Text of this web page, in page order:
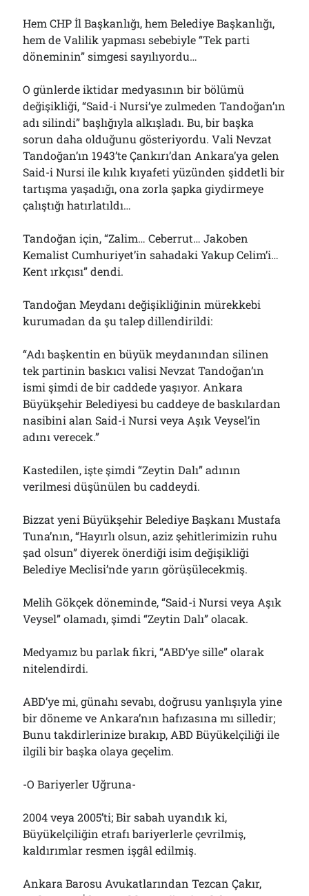
Hem CHP İl Başkanlığı, hem Belediye Başkanlığı,
hem de Valilik yapması sebebiyle “Tek parti
döneminin” simgesi sayılıyordu…
O günlerde iktidar medyasının bir bölümü
değişikliği, “Said-i Nursi’ye zulmeden Tandoğan’ın
adı silindi” başlığıyla alkışladı. Bu, bir başka
sorun daha olduğunu gösteriyordu. Vali Nevzat
Tandoğan’ın 1943’te Çankırı’dan Ankara’ya gelen
Said-i Nursi ile kılık kıyafeti yüzünden şiddetli bir
tartışma yaşadığı, ona zorla şapka giydirmeye
çalıştığı hatırlatıldı…
Tandoğan için, “Zalim… Ceberrut… Jakoben
Kemalist Cumhuriyet’in sahadaki Yakup Celim’i…
Kent ırkçısı” dendi.
Tandoğan Meydanı değişikliğinin mürekkebi
kurumadan da şu talep dillendirildi:
“Adı başkentin en büyük meydanından silinen
tek partinin baskıcı valisi Nevzat Tandoğan’ın
ismi şimdi de bir caddede yaşıyor. Ankara
Büyükşehir Belediyesi bu caddeye de baskılardan
nasibini alan Said-i Nursi veya Aşık Veysel’in
adını verecek.”
Kastedilen, işte şimdi “Zeytin Dalı” adının
verilmesi düşünülen bu caddeydi.
Bizzat yeni Büyükşehir Belediye Başkanı Mustafa
Tuna’nın, “Hayırlı olsun, aziz şehitlerimizin ruhu
şad olsun” diyerek önerdiği isim değişikliği
Belediye Meclisi’nde yarın görüşülecekmiş.
Melih Gökçek döneminde, “Said-i Nursi veya Aşık
Veysel” olamadı, şimdi “Zeytin Dalı” olacak.
Medyamız bu parlak fikri, “ABD’ye sille” olarak
nitelendirdi.
ABD’ye mi, günahı sevabı, doğrusu yanlışıyla yine
bir döneme ve Ankara’nın hafızasına mı silledir;
Bunu takdirlerinize bırakıp, ABD Büyükelçiliği ile
ilgili bir başka olaya geçelim.
-O Bariyerler Uğruna-
2004 veya 2005’ti; Bir sabah uyandık ki,
Büyükelçiliğin etrafı bariyerlerle çevrilmiş,
kaldırımlar resmen işgâl edilmiş.
Ankara Barosu Avukatlarından Tezcan Çakır,